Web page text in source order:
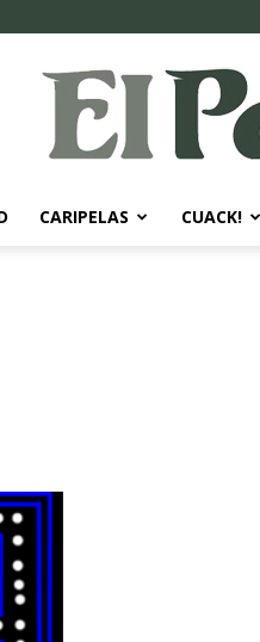
CARIPELAS CUACK!